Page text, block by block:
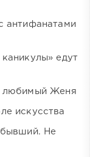
антифанатами
едут
любимый Женя
искусства
Не